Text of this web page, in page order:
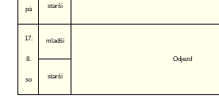
pá starší
17.
8.
so
mladší
Odjezd
starší